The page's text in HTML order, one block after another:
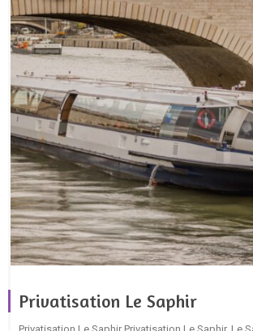
Privatisation Le Saphir